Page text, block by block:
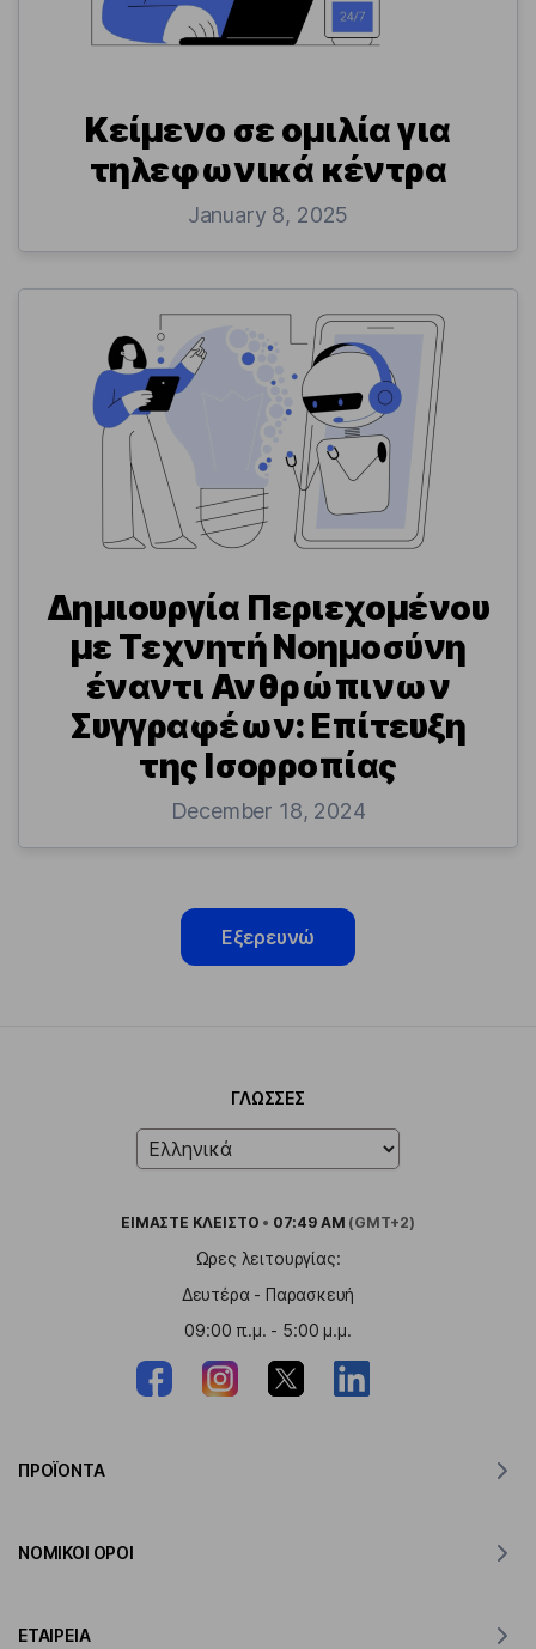
Κείμενο σε ομιλία για
τηλεφωνικά κέντρα
January 8, 2025
Δημιουργία Περιεχομένου
με Τεχνητή Νοημοσύνη
έναντι Ανθρώπινων
Συγγραφέων: Επίτευξη
της Ισορροπίας
December 18, 2024
Εξερευνώ
ΓΛΏΣΣΕΣ
ΕΙΜΑΣΤΕ ΚΛΕΙΣΤΟ • 07:49 AM (GMT+2)
Ωρες λειτουργίας:
Δευτέρα - Παρασκευή
09:00 π.μ. - 5:00 μ.μ.
ΠΡΟΪΌΝΤΑ
ΝΟΜΙΚΟΊ ΌΡΟΙ
ΕΤΑΙΡΕΊΑ